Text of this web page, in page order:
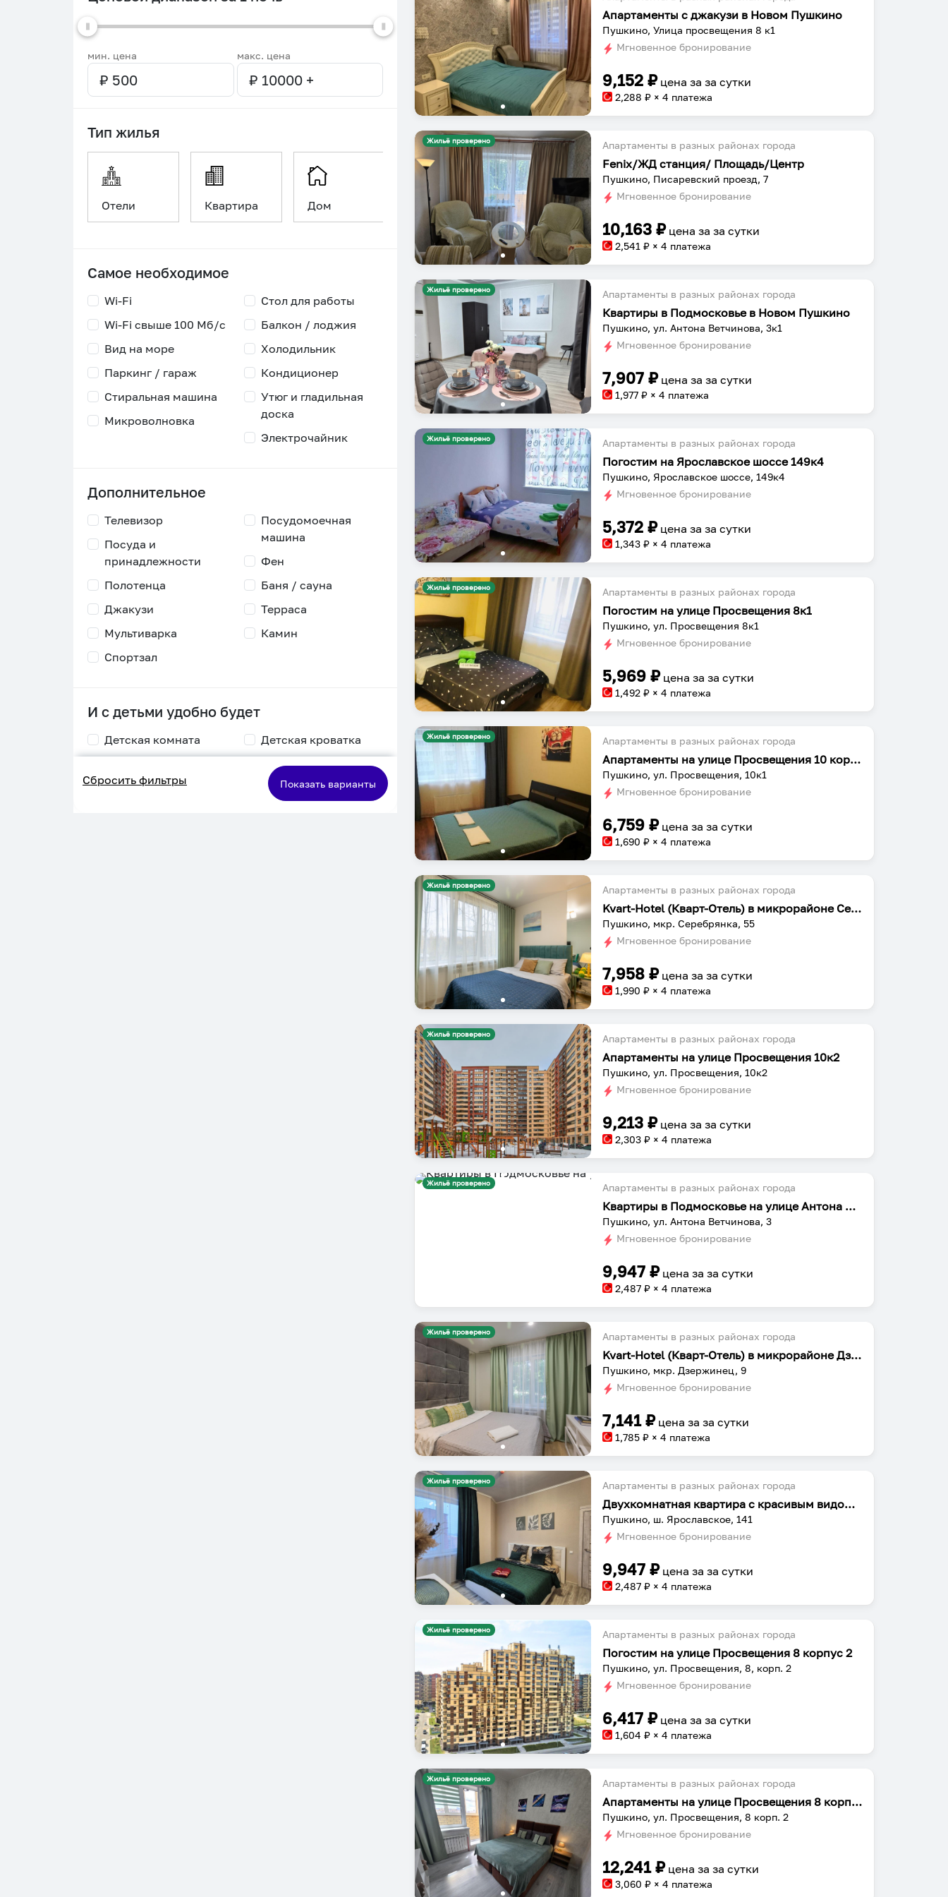
мин. цена макс. цена
Тип жилья
Отели Квартира Дом Уникальное
Самое необходимое
Wi-Fi
Wi-Fi свыше 100 Мб/с
Стол для работы
Балкон / лоджия
Вид на море
Паркинг / гараж
Холодильник
Кондиционер
Стиральная машина
Микроволновка
Утюг и гладильная
доска
Электрочайник
Дополнительное
Телевизор
Посуда и
принадлежности
Посудомоечная
машина
Фен
Полотенца
Джакузи
Баня / сауна
Терраса
Мультиварка
Спортзал
Камин
И с детьми удобно будет
Детская комната
кормления
Детская кроватка
Двухъярусная
кровать
Сбросить фильтры Показать варианты
Апартаменты с джакузи в Новом Пушкино
Пушкино, Улица просвещения 8 к1
Мгновенное бронирование
9,152 ₽ цена заза сутки
2,288 ₽ × 4 платежа
Жильё проверено Апартаменты в разных районах города
Fenix/ЖД станция/ Площадь/Центр
Пушкино, Писаревский проезд, 7
Мгновенное бронирование
10,163 ₽ цена заза сутки
2,541 ₽ × 4 платежа
Жильё проверено Апартаменты в разных районах города
Квартиры в Подмосковье в Новом Пушкино
Пушкино, ул. Антона Ветчинова, 3к1
Мгновенное бронирование
7,907 ₽ цена заза сутки
1,977 ₽ × 4 платежа
Жильё проверено Апартаменты в разных районах города
Погостим на Ярославское шоссе 149к4
Пушкино, Ярославское шоссе, 149к4
Мгновенное бронирование
5,372 ₽ цена заза сутки
1,343 ₽ × 4 платежа
Жильё проверено Апартаменты в разных районах города
Погостим на улице Просвещения 8к1
Пушкино, ул. Просвещения 8к1
Мгновенное бронирование
5,969 ₽ цена заза сутки
1,492 ₽ × 4 платежа
Жильё проверено Апартаменты в разных районах города
Апартаменты на улице Просвещения 10 корпус 1
Пушкино, ул. Просвещения, 10к1
Мгновенное бронирование
6,759 ₽ цена заза сутки
1,690 ₽ × 4 платежа
Жильё проверено Апартаменты в разных районах города
Kvart-Hotel (Кварт-Отель) в микрорайоне Серебрянка
Пушкино, мкр. Серебрянка, 55
Мгновенное бронирование
7,958 ₽ цена заза сутки
1,990 ₽ × 4 платежа
Жильё проверено Апартаменты в разных районах города
Апартаменты на улице Просвещения 10к2
Пушкино, ул. Просвещения, 10к2
Мгновенное бронирование
9,213 ₽ цена заза сутки
2,303 ₽ × 4 платежа
Жильё проверено Апартаменты в разных районах города
Квартиры в Подмосковье на улице Антона Ветчинова 3
Пушкино, ул. Антона Ветчинова, 3
Мгновенное бронирование
9,947 ₽ цена заза сутки
2,487 ₽ × 4 платежа
Жильё проверено Апартаменты в разных районах города
Kvart-Hotel (Кварт-Отель) в микрорайоне Дзержинец
Пушкино, мкр. Дзержинец, 9
Мгновенное бронирование
7,141₽ цена заза сутки
1,785 ₽ × 4 платежа
Жильё проверено Апартаменты в разных районах города
Двухкомнатная квартира с красивым видом у Ярославки
Пушкино, ш. Ярославское, 141
Мгновенное бронирование
9,947 ₽ цена заза сутки
2,487 ₽ × 4 платежа
Жильё проверено Апартаменты в разных районах города
Погостим на улице Просвещения 8 корпус 2
Пушкино, ул. Просвещения, 8, корп. 2
Мгновенное бронирование
6,417 ₽ цена заза сутки
1,604 ₽ × 4 платежа
Жильё проверено Апартаменты в разных районах города
Апартаменты на улице Просвещения 8 корпус 2
Пушкино, ул. Просвещения, 8 корп. 2
Мгновенное бронирование
12,241₽ цена заза сутки
3,060 ₽ × 4 платежа